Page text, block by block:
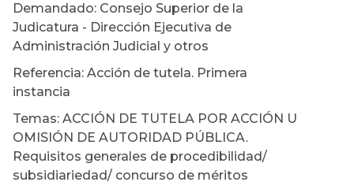
Demandado: Consejo Superior de la
Judicatura - Dirección Ejecutiva de
Administración Judicial y otros
Referencia: Acción de tutela. Primera
instancia
Temas: ACCIÓN DE TUTELA POR ACCIÓN U
OMISIÓN DE AUTORIDAD PÚBLICA.
Requisitos generales de procedibilidad/
subsidiariedad/ concurso de méritos